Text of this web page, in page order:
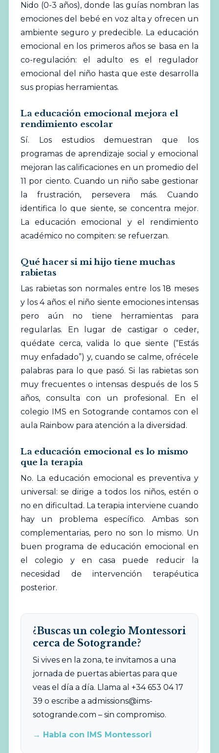
Nido (0-3 años), donde las guías nombran las
emociones del bebé en voz alta y ofrecen un
ambiente seguro y predecible. La educación
emocional en los primeros años se basa en la
co-regulación: el adulto es el regulador
emocional del niño hasta que este desarrolla
sus propias herramientas.
La educación emocional mejora el
rendimiento escolar
Sí. Los estudios demuestran que los
programas de aprendizaje social y emocional
mejoran las calificaciones en un promedio del
11 por ciento. Cuando un niño sabe gestionar
la frustración, persevera más. Cuando
identifica lo que siente, se concentra mejor.
La educación emocional y el rendimiento
académico no compiten: se refuerzan.
Qué hacer si mi hijo tiene muchas
rabietas
Las rabietas son normales entre los 18 meses
y los 4 años: el niño siente emociones intensas
pero aún no tiene herramientas para
regularlas. En lugar de castigar o ceder,
quédate cerca, valida lo que siente (“Estás
muy enfadado”) y, cuando se calme, ofrécele
palabras para lo que pasó. Si las rabietas son
muy frecuentes o intensas después de los 5
años, consulta con un profesional. En el
colegio IMS en Sotogrande contamos con el
aula Rainbow para atención a la diversidad.
La educación emocional es lo mismo
que la terapia
No. La educación emocional es preventiva y
universal: se dirige a todos los niños, estén o
no en dificultad. La terapia interviene cuando
hay un problema específico. Ambas son
complementarias, pero no son lo mismo. Un
buen programa de educación emocional en
el colegio y en casa puede reducir la
necesidad de intervención terapéutica
posterior.
¿Buscas un colegio Montessori
cerca de Sotogrande?
Si vives en la zona, te invitamos a una
jornada de puertas abiertas para que
veas el día a día. Llama al +34 653 04 17
39 o escribe a admissions@ims-
sotogrande.com – sin compromiso.
→ Habla con IMS Montessori